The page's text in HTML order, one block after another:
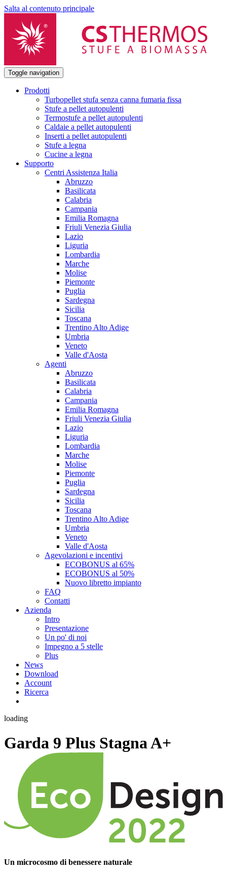
Salta al contenuto principale
Toggle navigation
Prodotti
Turbopellet stufa senza canna fumaria fissa
Stufe a pellet autopulenti
Termostufe a pellet autopulenti
Caldaie a pellet autopulenti
Inserti a pellet autopulenti
Stufe a legna
Cucine a legna
Supporto
Centri Assistenza Italia
Abruzzo
Basilicata
Calabria
Campania
Emilia Romagna
Friuli Venezia Giulia
Lazio
Liguria
Lombardia
Marche
Molise
Piemonte
Puglia
Sardegna
Sicilia
Toscana
Trentino Alto Adige
Umbria
Veneto
Valle d'Aosta
Agenti
Abruzzo
Basilicata
Calabria
Campania
Emilia Romagna
Friuli Venezia Giulia
Lazio
Liguria
Lombardia
Marche
Molise
Piemonte
Puglia
Sardegna
Sicilia
Toscana
Trentino Alto Adige
Umbria
Veneto
Valle d'Aosta
Agevolazioni e incentivi
ECOBONUS al 65%
ECOBONUS al 50%
Nuovo libretto impianto
FAQ
Contatti
Azienda
Intro
Presentazione
Un po' di noi
Impegno a 5 stelle
Plus
News
Download
Account
Ricerca
loading
Garda 9 Plus StagnaA+
Un microcosmo di benessere naturale